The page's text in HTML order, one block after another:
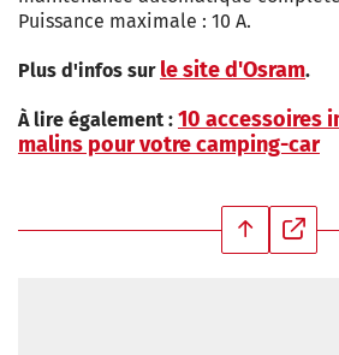
Puissance maximale : 10 A.
Plus d'infos sur le site d'Osram.
À lire également : 10 accessoires
malins pour votre camping-car